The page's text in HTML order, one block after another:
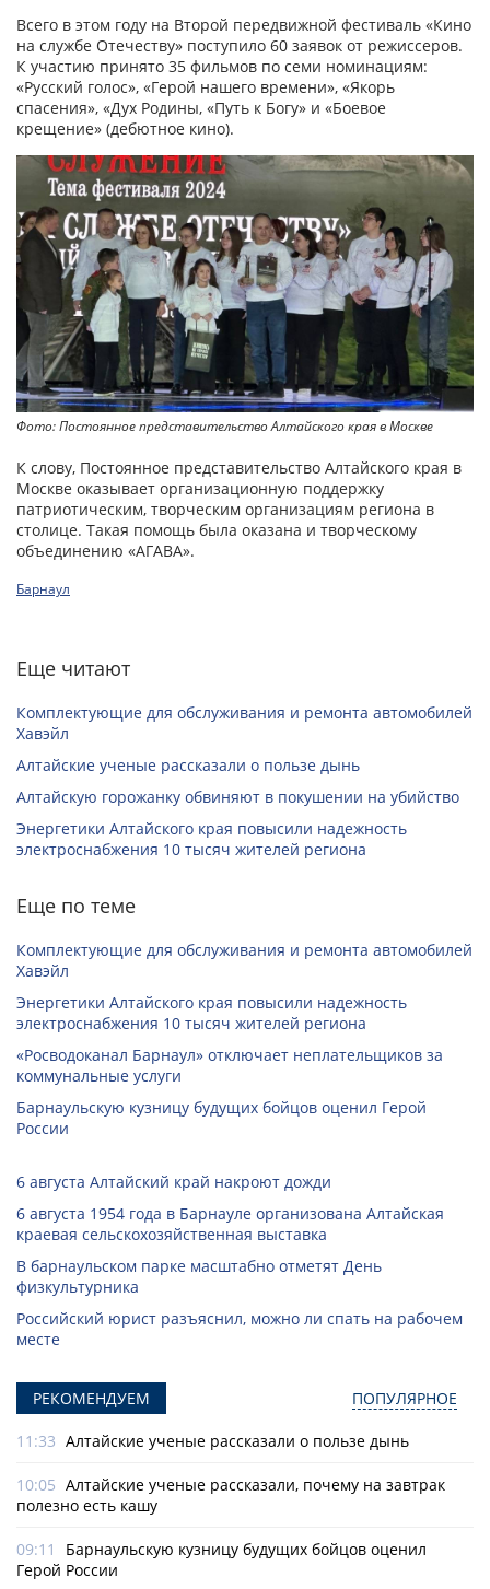
Всего в этом году на Второй передвижной фестиваль «Кино
на службе Отечеству» поступило 60 заявок от режиссеров.
К участию принято 35 фильмов по семи номинациям:
«Русский голос», «Герой нашего времени», «Якорь
спасения», «Дух Родины, «Путь к Богу» и «Боевое
крещение» (дебютное кино).
Фото: Постоянное представительство Алтайского края в Москве
К слову, Постоянное представительство Алтайского края в
Москве оказывает организационную поддержку
патриотическим, творческим организациям региона в
столице. Такая помощь была оказана и творческому
объединению «АГАВА».
Барнаул
Еще читают
Комплектующие для обслуживания и ремонта автомобилей
Хавэйл
Алтайские ученые рассказали о пользе дынь
Алтайскую горожанку обвиняют в покушении на убийство
Энергетики Алтайского края повысили надежность
электроснабжения 10 тысяч жителей региона
Еще по теме
Комплектующие для обслуживания и ремонта автомобилей
Хавэйл
Энергетики Алтайского края повысили надежность
электроснабжения 10 тысяч жителей региона
«Росводоканал Барнаул» отключает неплательщиков за
коммунальные услуги
Барнаульскую кузницу будущих бойцов оценил Герой
России
6 августа Алтайский край накроют дожди
6 августа 1954 года в Барнауле организована Алтайская
краевая сельскохозяйственная выставка
В барнаульском парке масштабно отметят День
физкультурника
Российский юрист разъяснил, можно ли спать на рабочем
месте
РЕКОМЕНДУЕМ ПОПУЛЯРНОЕ
11:33 Алтайские ученые рассказали о пользе дынь
10:05 Алтайские ученые рассказали, почему на завтрак
полезно есть кашу
09:11
Барнаульскую кузницу будущих бойцов оценил
Герой России